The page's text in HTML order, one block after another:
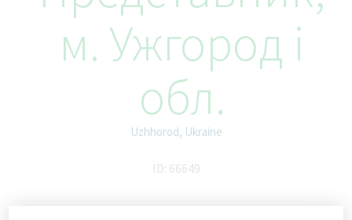
м. Ужгород і
обл.
Uzhhorod, Ukraine
ID: 66649